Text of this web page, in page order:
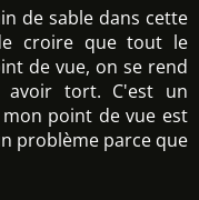
de sable dans cette
croire que tout le
de vue, on se rend
avoir tort. C'est un
point de vue est
problème parce que